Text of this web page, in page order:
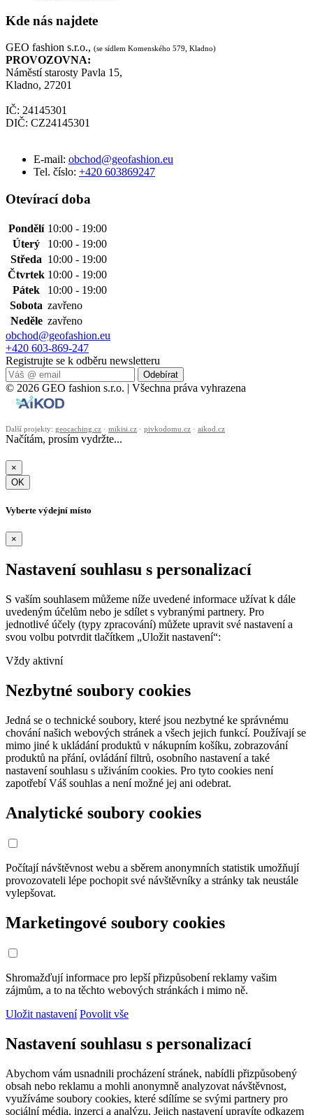
Kde nás najdete
GEO fashion s.r.o., (se sídlem Komenského 579, Kladno)
PROVOZOVNA:
Náměstí starosty Pavla 15,
Kladno, 27201
IČ: 24145301
DIČ: CZ24145301
E-mail: obchod@geofashion.eu
Tel. číslo: +420 603869247
Otevírací doba
Pondělí 10:00 - 19:00
Úterý
10:00 - 19:00
Středa 10:00 - 19:00
Čtvrtek 10:00 - 19:00
Pátek
10:00 - 19:00
Sobota zavřeno
Neděle zavřeno
obchod@geofashion.eu
+420 603-869-247
Registrujte se k odběru newsletteru
Odebírat
© 2026 GEO fashion s.r.o. | Všechna práva vyhrazena
Další projekty: geocaching.cz · mikisi.cz · pivkodomu.cz · aikod.cz
Načítám, prosím vydržte...
×
OK
Vyberte výdejní místo
×
Nastavení souhlasu s personalizací
S vaším souhlasem můžeme níže uvedené informace užívat k dále
uvedeným účelům nebo je sdílet s vybranými partnery. Pro
jednotlivé účely (typy zpracování) můžete upravit své nastavení a
svou volbu potvrdit tlačítkem „Uložit nastavení“:
Vždy aktivní
Nezbytné soubory cookies
Jedná se o technické soubory, které jsou nezbytné ke správnému
chování našich webových stránek a všech jejich funkcí. Používají se
mimo jiné k ukládání produktů v nákupním košíku, zobrazování
produktů na přání, ovládání filtrů, osobního nastavení a také
nastavení souhlasu s uživáním cookies. Pro tyto cookies není
zapotřebí Váš souhlas a není možné jej ani odebrat.
Analytické soubory cookies
Počítají návštěvnost webu a sběrem anonymních statistik umožňují
provozovateli lépe pochopit své návštěvníky a stránky tak neustále
vylepšovat.
Marketingové soubory cookies
Shromažďují informace pro lepší přizpůsobení reklamy vašim
zájmům, a to na těchto webových stránkách i mimo ně.
Uložit nastavení Povolit vše
Nastavení souhlasu s personalizací
Abychom vám usnadnili procházení stránek, nabídli přizpůsobený
obsah nebo reklamu a mohli anonymně analyzovat návštěvnost,
využíváme soubory cookies, které sdílíme se svými partnery pro
sociální média, inzerci a analýzu. Jejich nastavení upravíte odkazem